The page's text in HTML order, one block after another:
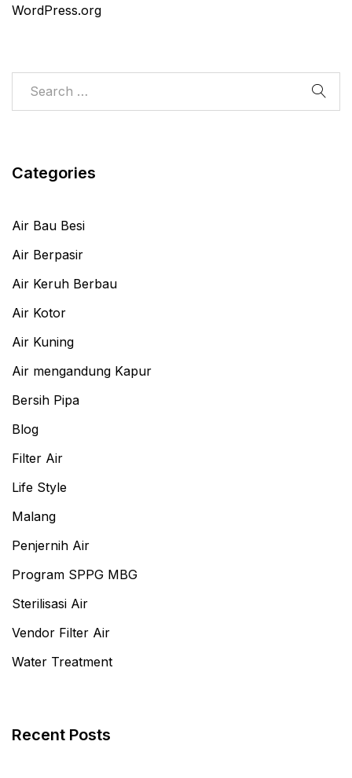
WordPress.org
Categories
Air Bau Besi
Air Berpasir
Air Keruh Berbau
Air Kotor
Air Kuning
Air mengandung Kapur
Bersih Pipa
Blog
Filter Air
Life Style
Malang
Penjernih Air
Program SPPG MBG
Sterilisasi Air
Vendor Filter Air
Water Treatment
Recent Posts